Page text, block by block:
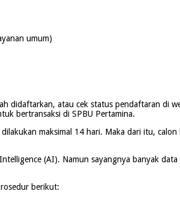
umum)
didaftarkan, atau cek status pendaftaran di
bertransaksi di SPBU Pertamina.
maksimal 14 hari. Maka dari itu,
(AI). Namun sayangnya banyak
berikut: